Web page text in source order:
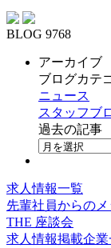
BLOG 9768
アーカイブ
ブログカテ
ニュース
スタッフブ
過去の記事
求人情報一覧
先輩社員からの
THE 座談会
求人情報掲載企業